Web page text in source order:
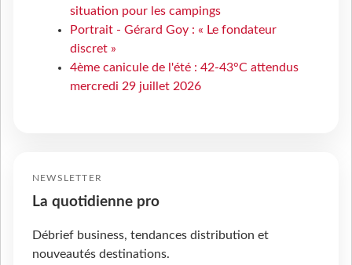
situation pour les campings
Portrait - Gérard Goy : « Le fondateur
discret »
4ème canicule de l'été : 42-43°C attendus
mercredi 29 juillet 2026
NEWSLETTER
La quotidienne pro
Débrief business, tendances distribution et
nouveautés destinations.